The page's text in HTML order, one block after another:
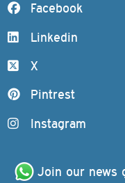
Facebook
Linkedin
X
Pintrest
Instagram
Join our news